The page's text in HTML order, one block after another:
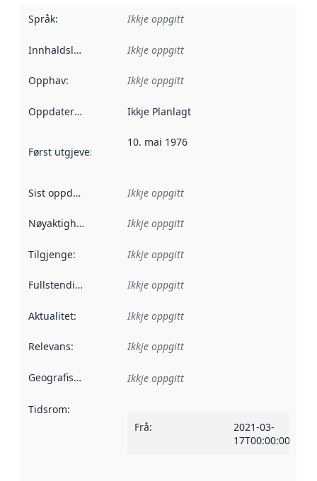
Språk: Ikkje oppgitt
Innhaldsleverandørar :
Ikkje oppgitt
Opphav: Ikkje oppgitt
Oppdateringsfrekvens :
Ikkje Planlagt
Først utgjeve:
10. mai 1976
Sist oppdatert Ikkje oppgitt
Nøyaktigheit Ikkje oppgitt
Tilgjenge: Ikkje oppgitt
Fullstendigheit Ikkje oppgitt
Aktualitet: Ikkje oppgitt
Relevans: Ikkje oppgitt
Geografisk område Ikkje oppgitt
Tidsrom:
Frå:
2021-03-
17T00:00:00Z